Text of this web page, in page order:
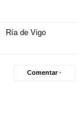
Ría de Vigo
Comentar ·